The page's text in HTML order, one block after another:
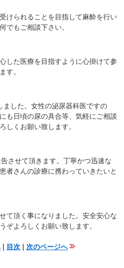
けられることを目指して麻酔を行い
でもご相談下さい。
した医療を目指すように心掛けて参
す。
した。女性の泌尿器科医ですの
も日頃の尿の具合等、気軽にご相談
しくお願い致します。
させて頂きます。丁寧かつ迅速な
者さんの診療に携わっていきたいと
て頂く事になりました。安全安心な
ぞよろしくお願い致します。
| 目次 | 次のページへ